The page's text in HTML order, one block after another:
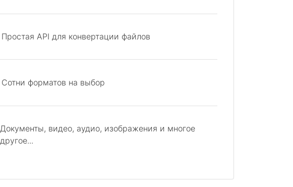
Простая API для конвертации файлов
Сотни форматов на выбор
Документы, видео, аудио, изображения и многое
другое...